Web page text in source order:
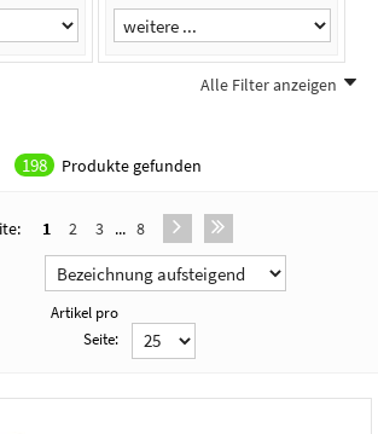
(1)
gelb(26)
blau
(22)
grau(21)
Alle Filter anzeigen
198 Produkte gefunden
1 2 3 ... 8
Artikel pro
Seite: